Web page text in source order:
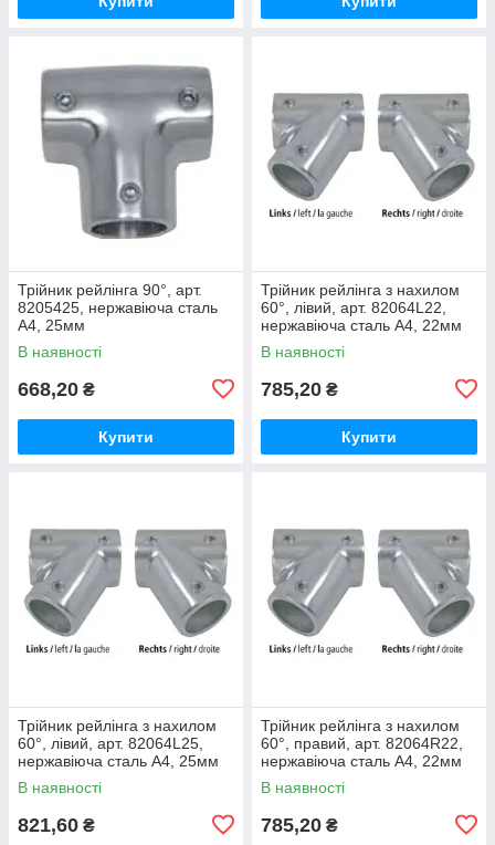
Трійник рейлінга 90°, арт.
8205425, нержавіюча сталь
А4, 25мм
В наявності
668,20 ₴
Купити
Трійник рейлінга з нахилом
60°, лівий, арт. 82064L22,
нержавіюча сталь А4, 22мм
В наявності
785,20 ₴
Купити
Трійник рейлінга з нахилом
60°, лівий, арт. 82064L25,
нержавіюча сталь А4, 25мм
В наявності
821,60 ₴
Трійник рейлінга з нахилом
60°, правий, арт. 82064R22,
нержавіюча сталь А4, 22мм
В наявності
785,20 ₴